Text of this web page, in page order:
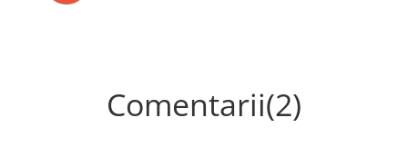
Comentarii(2)